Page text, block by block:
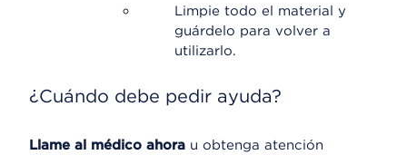
Limpie todo el material y
guárdelo para volver a
utilizarlo.
¿Cuándo debe pedir ayuda?
Llame al médico ahora u obtenga atención